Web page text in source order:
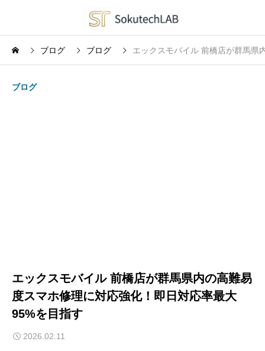
ブログ ブログ エックスモバイル 前橋店が群馬県
ブログ
エックスモバイル 前橋店が群馬県内の高難易
度スマホ修理に対応強化！即日対応率最大
95%を目指す
2026.02.11